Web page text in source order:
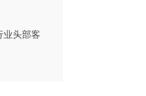
业头部客